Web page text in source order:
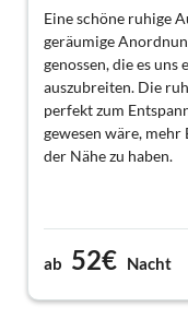
Eine schöne ruhige
geräumige
genossen, die es
auszubreiten. Die
perfekt zum
gewesen wäre, mehr
der Nähe zu haben.
ab 52€ Nacht